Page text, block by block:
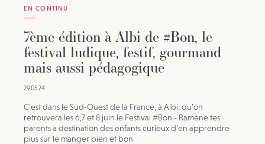
EN CONTINU
7ème édition à Albi de #Bon, le
festival ludique, festif, gourmand
mais aussi pédagogique
29.05.24
C’est dans le Sud-Ouest de la France, à Albi, qu’on
retrouvera les 6,7 et 8 juin le Festival #Bon - Ramène tes
parents à destination des enfants curieux d’en apprendre
plus sur le manger bien et bon.